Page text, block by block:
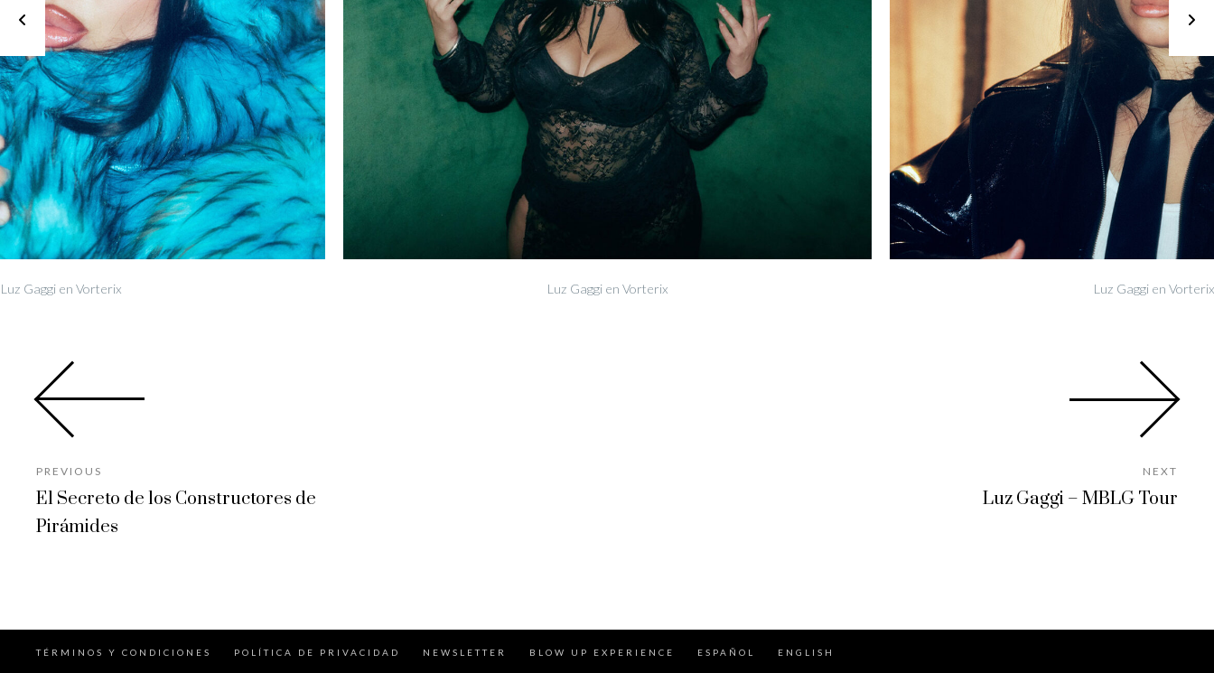
Luz Gaggi en Vorterix Luz Gaggi en Vorterix Luz Gaggi en Vorterix
PREVIOUS
El Secreto de los Constructores de
Pirámides
NEXT
Luz Gaggi – MBLG Tour
TÉRMINOS Y CONDICIONES POLÍTICA DE PRIVACIDAD NEWSLETTER BLOW UP EXPERIENCE ESPAÑOL ENGLISH